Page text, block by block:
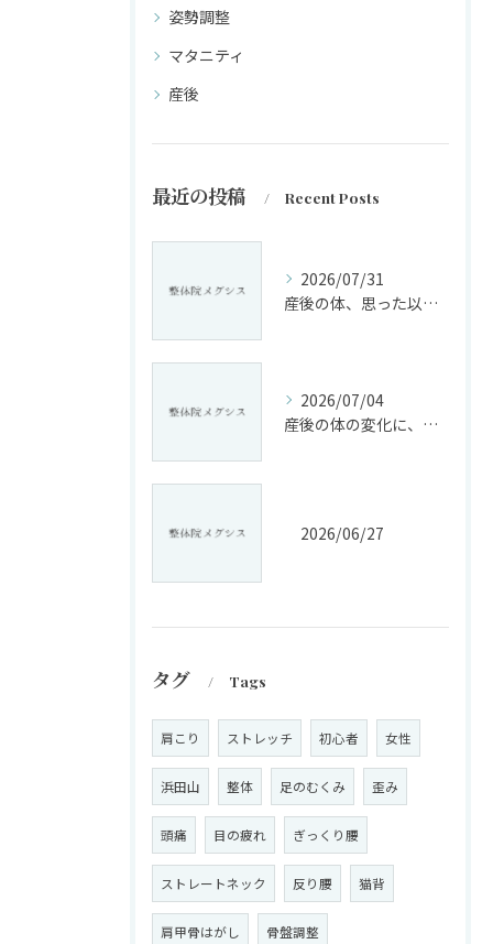
姿勢調整
マタニティ
産後
最近の投稿 Recent Posts
2026/07/31
産後の体、思った以上に変化していませんか?
2026/07/04
産後の体の変化に、戸惑っていませんか?
2026/06/27
タグ Tags
肩こり ストレッチ 初心者 女性
浜田山 整体 足のむくみ 歪み
頭痛 目の疲れ ぎっくり腰
ストレートネック 反り腰 猫背
肩甲骨はがし 骨盤調整